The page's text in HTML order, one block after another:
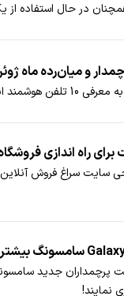
همچنان در حال
و میان‌رده ماه
دو فهرست می‌اندازیم.
راه‌ اندازی فروشگاه
سایت سراغ فروش